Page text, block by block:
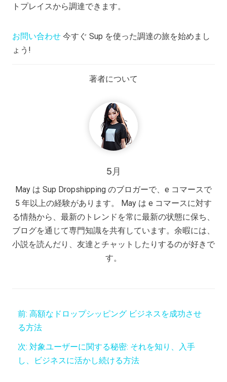
トプレイスから調達できます。
お問い合わせ 今すぐ Sup を使った調達の旅を始めまし
ょう!
著者について
5月
May は Sup Dropshipping のブロガーで、e コマースで
5 年以上の経験があります。 May は e コマースに対す
る情熱から、最新のトレンドを常に最新の状態に保ち、
ブログを通じて専門知識を共有しています。余暇には、
小説を読んだり、友達とチャットしたりするのが好きで
す。
前: 高額なドロップシッピング ビジネスを成功させ
る方法
次: 対象ユーザーに関する秘密: それを知り、入手
し、ビジネスに活かし続ける方法